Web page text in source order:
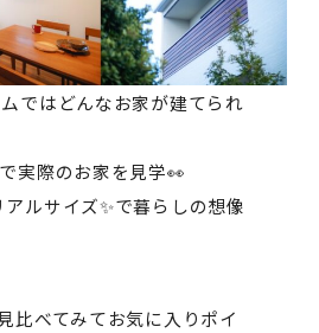
ではどんなお家が建てられ
実際のお家を見学👀
ルサイズ✨で暮らしの想像
比べてみてお気に入りポイ